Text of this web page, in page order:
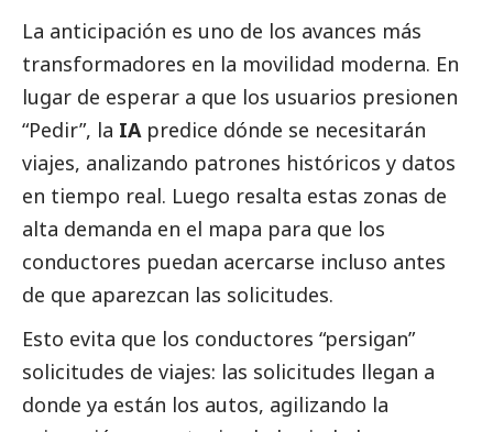
La anticipación es uno de los avances más
transformadores en la movilidad moderna. En
lugar de esperar a que los usuarios presionen
“Pedir”, la IApredice dónde se necesitarán
viajes, analizando patrones históricos y datos
en tiempo real. Luego resalta estas zonas de
alta demanda en el mapa para que los
conductores puedan acercarse incluso antes
de que aparezcan las solicitudes.
Esto evita que los conductores “persigan”
solicitudes de viajes: las solicitudes llegan a
donde ya están los autos, agilizando la